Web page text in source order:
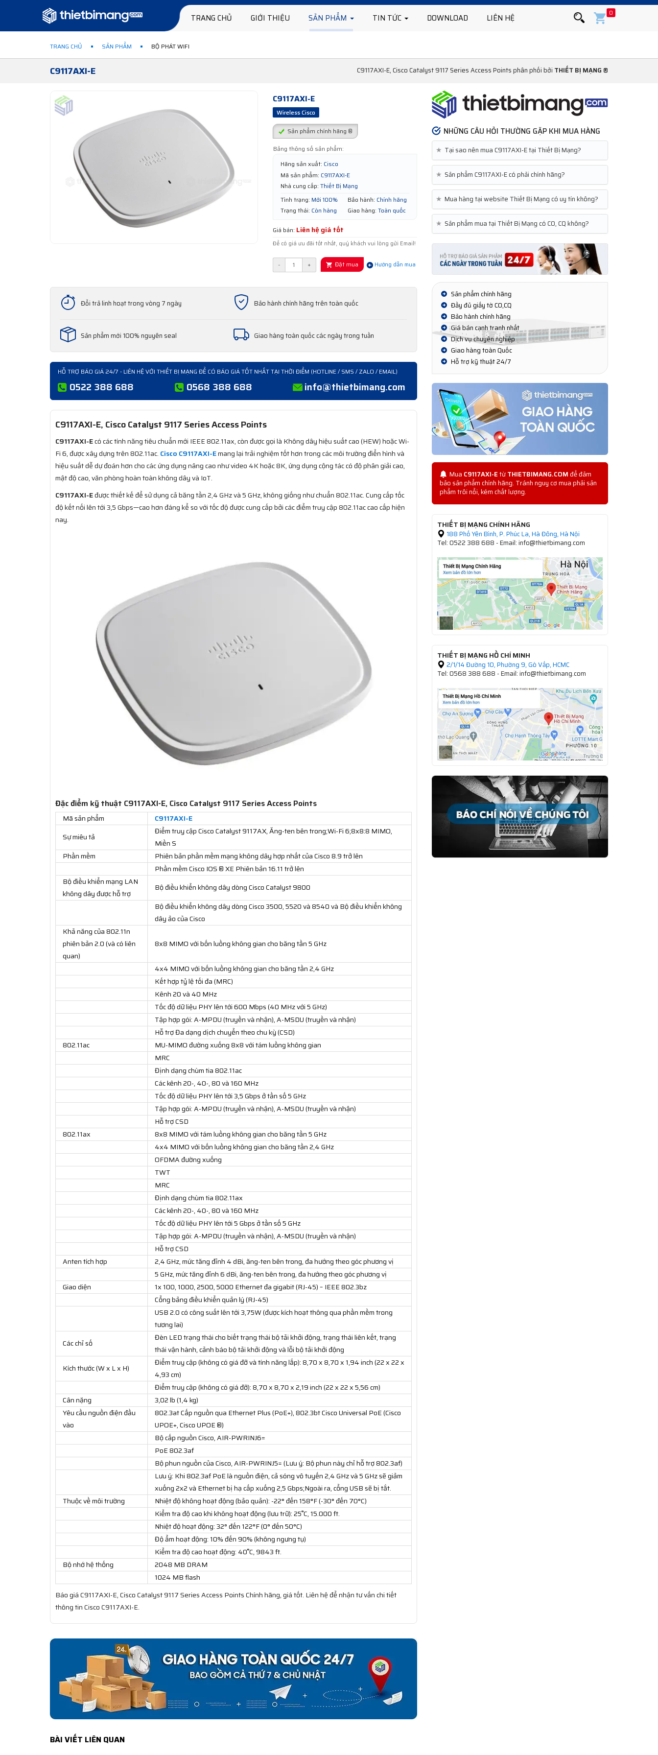
TRANG CHỦ GIỚI THIỆU SẢN PHẨM TIN TỨC DOWNLOAD LIÊN HỆ 0
TRANG CHỦ SẢN PHẨM BỘ PHÁT WIFI
C9117AXI-E C9117AXI-E, Cisco Catalyst 9117 Series Access Points phân phối bởi THIẾT BỊ MẠNG ®
C9117AXI-E
Wireless Cisco
Sản phẩm chính hãng ®
Bảng thông số sản phẩm:
Hãng sản xuất: Cisco
Mã sản phẩm: C9117AXI-E
Nhà cung cấp: Thiết Bị Mạng
Tình trạng: Mới 100% Bảo hành: Chính hãng
Trạng thái: Còn hàng Giao hàng: Toàn quốc
Giá bán: Liên hệ giá tốt
Để có giá ưu đãi tốt nhất, quý khách vui lòng gửi Email!
- + Đặt mua Hướng dẫn mua
Đổi trả linh hoạt trong vòng 7 ngày Bảo hành chính hãng trên toàn quốc
Sản phẩm mới 100% nguyên seal Giao hàng toàn quốc các ngày trong tuần
HỖ TRỢ BÁO GIÁ 24/7 - LIÊN HỆ VỚI THIẾT BỊ MẠNG ĐỂ CÓ BÁO GIÁ TỐT NHẤT TẠI THỜI ĐIỂM (HOTLINE / SMS / ZALO / EMAIL)
0522 388 688 0568 388 688 info@thietbimang.com
C9117AXI-E, Cisco Catalyst 9117 Series Access Points
C9117AXI-Ecó các tính năng tiêu chuẩn mới IEEE 802.11ax, còn được gọi là Không dây hiệu suất cao (HEW) hoặc Wi-
Fi 6, được xây dựng trên 802.11ac. Cisco C9117AXI-Emang lại trải nghiệm tốt hơn trong các môi trường điển hình và
hiệu suất dễ dự đoán hơn cho các ứng dụng nâng cao như video 4K hoặc 8K, ứng dụng cộng tác có độ phân giải cao,
mật độ cao, văn phòng hoàn toàn không dây và IoT.
C9117AXI-Eđược thiết kế để sử dụng cả băng tần 2,4 GHz và 5 GHz, không giống như chuẩn 802.11ac. Cung cấp tốc
độ kết nối lên tới 3,5 Gbps—cao hơn đáng kể so với tốc độ được cung cấp bởi các điểm truy cập 802.11ac cao cấp hiện
nay.
Đặc điểm kỹ thuật C9117AXI-E, Cisco Catalyst 9117 Series Access Points
Mã sản phẩm
C9117AXI-E
Sự miêu tả
Điểm truy cập Cisco Catalyst 9117AX, Ăng-ten bên trong;Wi-Fi 6;8x8:8 MIMO,
Miền S
Phần mềm
Phiên bản phần mềm mạng không dây hợp nhất của Cisco 8.9 trở lên
Phần mềm Cisco IOS ® XE Phiên bản 16.11 trở lên
Bộ điều khiển mạng LAN
không dây được hỗ trợ
Bộ điều khiển không dây dòng Cisco Catalyst 9800
Bộ điều khiển không dây dòng Cisco 3500, 5520 và 8540 và Bộ điều khiển không
dây ảo của Cisco
Khả năng của 802.11n
phiên bản 2.0 (và có liên
quan)
8x8 MIMO với bốn luồng không gian cho băng tần 5 GHz
4x4 MIMO với bốn luồng không gian cho băng tần 2,4 GHz
Kết hợp tỷ lệ tối đa (MRC)
Kênh 20 và 40 MHz
Tốc độ dữ liệu PHY lên tới 600 Mbps (40 MHz với 5 GHz)
Tập hợp gói: A-MPDU (truyền và nhận), A-MSDU (truyền và nhận)
Hỗ trợ Đa dạng dịch chuyển theo chu kỳ (CSD)
802.11ac
MU-MIMO đường xuống 8x8 với tám luồng không gian
MRC
Định dạng chùm tia 802.11ac
Các kênh 20-, 40-, 80 và 160 MHz
Tốc độ dữ liệu PHY lên tới 3,5 Gbps ở tần số 5 GHz
Tập hợp gói: A-MPDU (truyền và nhận), A-MSDU (truyền và nhận)
Hỗ trợ CSD
802.11ax
8x8 MIMO với tám luồng không gian cho băng tần 5 GHz
4x4 MIMO với bốn luồng không gian cho băng tần 2,4 GHz
OFDMA đường xuống
TWT
MRC
Định dạng chùm tia 802.11ax
Các kênh 20-, 40-, 80 và 160 MHz
Tốc độ dữ liệu PHY lên tới 5 Gbps ở tần số 5 GHz
Tập hợp gói: A-MPDU (truyền và nhận), A-MSDU (truyền và nhận)
Hỗ trợ CSD
Anten tích hợp
2,4 GHz, mức tăng đỉnh 4 dBi, ăng-ten bên trong, đa hướng theo góc phương vị
5 GHz, mức tăng đỉnh 6 dBi, ăng-ten bên trong, đa hướng theo góc phương vị
Giao diện
1x 100, 1000, 2500, 5000 Ethernet đa gigabit (RJ-45) – IEEE 802.3bz
Cổng bảng điều khiển quản lý (RJ-45)
USB 2.0 có công suất lên tới 3,75W (được kích hoạt thông qua phần mềm trong
tương lai)
Các chỉ số
Đèn LED trạng thái cho biết trạng thái bộ tải khởi động, trạng thái liên kết, trạng
thái vận hành, cảnh báo bộ tải khởi động và lỗi bộ tải khởi động
Kích thước (W x L x H)
Điểm truy cập (không có giá đỡ và tính năng lắp): 8,70 x 8,70 x 1,94 inch (22 x 22 x
4,93 cm)
Điểm truy cập (không có giá đỡ): 8,70 x 8,70 x 2,19 inch (22 x 22 x 5,56 cm)
Cân nặng
3,02 lb (1,4 kg)
Yêu cầu nguồn điện đầu
vào
802.3at Cấp nguồn qua Ethernet Plus (PoE+), 802.3bt Cisco Universal PoE (Cisco
UPOE+, Cisco UPOE ®)
Bộ cấp nguồn Cisco, AIR-PWRINJ6=
PoE 802.3af
Bộ phun nguồn của Cisco, AIR-PWRINJ5= (Lưu ý: Bộ phun này chỉ hỗ trợ 802.3af)
Lưu ý: Khi 802.3af PoE là nguồn điện, cả sóng vô tuyến 2,4 GHz và 5 GHz sẽ giảm
xuống 2x2 và Ethernet bị hạ cấp xuống 2,5 Gbps;Ngoài ra, cổng USB sẽ bị tắt.
Thuộc về môi trường
Nhiệt độ không hoạt động (bảo quản): -22° đến 158°F (-30° đến 70°C)
Kiểm tra độ cao khi không hoạt động (lưu trữ): 25˚C, 15.000 ft.
Nhiệt độ hoạt động: 32° đến 122°F (0° đến 50°C)
Độ ẩm hoạt động: 10% đến 90% (không ngưng tụ)
Kiểm tra độ cao hoạt động: 40˚C, 9843 ft.
Bộ nhớ hệ thống
2048 MB DRAM
1024 MB flash
Báo giá C9117AXI-E, Cisco Catalyst 9117 Series Access Points Chính hãng, giá tốt. Liên hệ để nhận tư vấn chi tiết
thông tin Cisco C9117AXI-E.
BÀI VIẾT LIÊN QUAN
NHỮNG CÂU HỎI THƯỜNG GẶP KHI MUA HÀNG
★ Tại sao nên mua C9117AXI-E tại Thiết Bị Mạng?
★ Sản phẩm C9117AXI-E có phải chính hãng?
★ Mua hàng tại website Thiết Bị Mạng có uy tín không?
★ Sản phẩm mua tại Thiết Bị Mạng có CO, CQ không?
Sản phẩm chính hãng
Đầy đủ giấy tờ CO,CQ
Bảo hành chính hãng
Giá bán cạnh tranh nhất
Dịch vụ chuyên nghiệp
Giao hàng toàn Quốc
Hỗ trợ kỹ thuật 24/7
Mua C9117AXI-EtừTHIETBIMANG.COMđể đảm
bảo sản phẩm chính hãng. Tránh nguy cơ mua phải sản
phẩm trôi nổi, kém chất lượng.
THIẾT BỊ MẠNG CHÍNH HÃNG
188 Phố Yên Bình, P. Phúc La, Hà Đông, Hà Nội
Tel: 0522 388 688 - Email: info@thietbimang.com
THIẾT BỊ MẠNG HỒ CHÍ MINH
2/1/14 Đường 10, Phường 9, Gò Vấp, HCMC
Tel: 0568 388 688 - Email: info@thietbimang.com